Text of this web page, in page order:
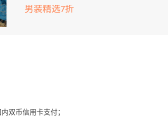
男装精选7折
双币信用卡支付；